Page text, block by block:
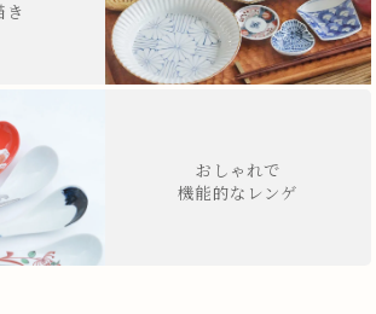
き
おしゃれで
機能的なレンゲ